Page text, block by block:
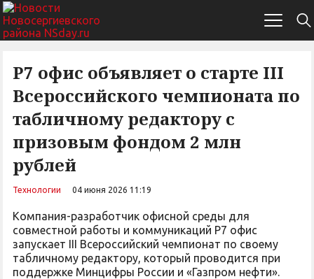
Р7 офис объявляет о старте III
Всероссийского чемпионата по
табличному редактору с
призовым фондом 2 млн
рублей
Технологии 04 июня 2026 11:19
Компания-разработчик офисной среды для
совместной работы и коммуникаций Р7 офис
запускает III Всероссийский чемпионат по своему
табличному редактору, который проводится при
поддержке Минцифры России и «Газпром нефти».